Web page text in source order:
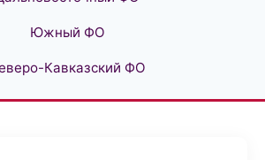
Южный ФО
Кавказский ФО